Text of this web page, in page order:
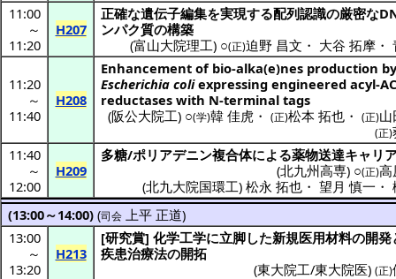
11:00
～
11:20
H207
正確な遺伝子編集を実現する配列認識の厳密な
ンパク質の構築
(富山大院理工) ○(正)迫野 昌文 ・ 大谷 拓摩・
11:20
～
11:40
H208
Enhancement of bio-alka(e)nes production
Escherichia coliexpressing engineered acyl-
reductases with N-terminal tags
(阪公大院工) ○(学)韓 佳虎・ (正)松本 拓也・ (正)山
(正)
11:40
～
12:00
H209
多糖/ポリアデニン複合体による薬物送達キャリ
(北九州高専) ○(正)高
(北九大院国環工) 松永 拓也・ 望月 慎一 ・
(13:00～14:00) (司会 上平 正道)
13:00
～
13:20
H213
[研究賞]化学工学に立脚した新規医用材料の開発
疾患治療法の開拓
(東大院工/東大院医) (正)